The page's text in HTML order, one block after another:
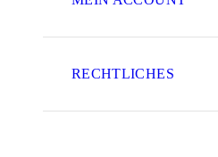
RECHTLICHES